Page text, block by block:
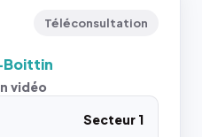
Téléconsultation
Boittin
vidéo
Secteur 1